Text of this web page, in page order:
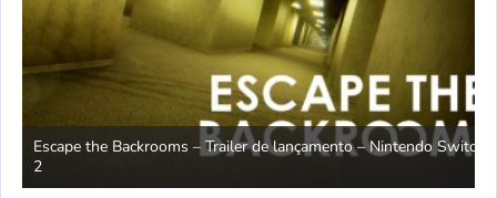
Escape the Backrooms – Trailer de lançamento – Nintendo Switch
2